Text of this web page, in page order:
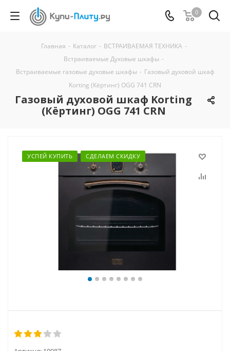
0
Главная - Каталог - ВСТРАИВАЕМАЯ ТЕХНИКА -
Встраиваемые Духовые шкафы -
Встраиваемые газовые духовые шкафы - Газовый духовой шкаф
Korting (Кёртинг) OGG 741 CRN
Газовый духовой шкаф Korting
(Кёртинг) OGG 741 CRN
УСПЕЙ КУПИТЬ СДЕЛАЕМ СКИДКУ